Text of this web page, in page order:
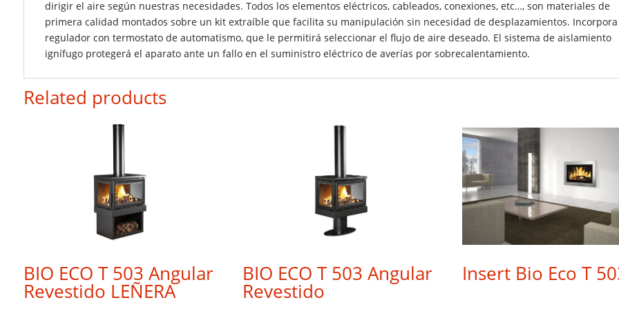
dirigir el aire según nuestras necesidades. Todos los elementos eléctricos, cableados, conexiones, etc…, son materiales de
primera calidad montados sobre un kit extraíble que facilita su manipulación sin necesidad de desplazamientos.
regulador con termostato de automatismo, que le permitirá seleccionar el flujo de aire deseado. El sistema de aislamiento
ignífugo protegerá el aparato ante un fallo en el suministro eléctrico de averías por sobrecalentamiento.
Related products
BIO ECO T 503 Angular
Revestido LEÑERA
BIO ECO T 503 Angular
Revestido
Insert Bio Eco T